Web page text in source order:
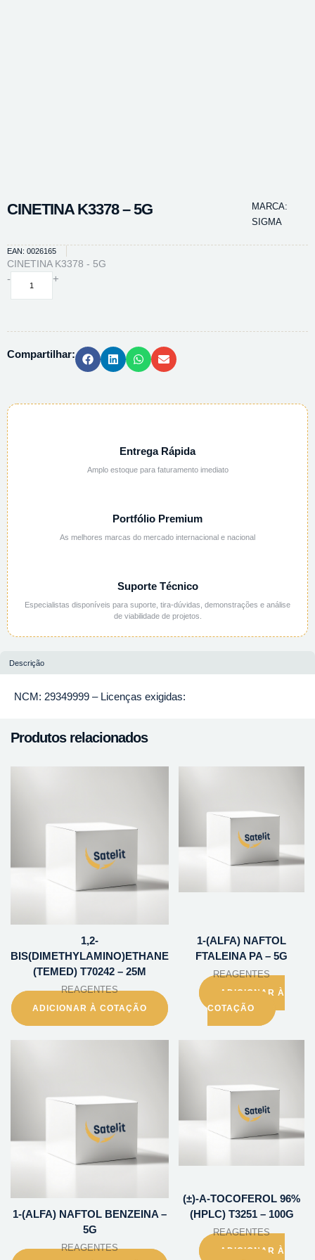
CINETINA K3378 – 5G
MARCA:
SIGMA
EAN: 0026165
CINETINA K3378 - 5G
-
CINETINA+
Compartilhar:
Entrega Rápida
Amplo estoque para faturamento imediato
Portfólio Premium
As melhores marcas do mercado internacional e nacional
Suporte Técnico
Especialistas disponíveis para suporte, tira-dúvidas, demonstrações e análise
de viabilidade de projetos.
Descrição
NCM: 29349999 – Licenças exigidas:
Produtos relacionados
1,2-
BIS(DIMETHYLAMINO)ETHANE
(TEMED) T70242 – 25M
REAGENTES
ADICIONAR À COTAÇÃO
1-(ALFA) NAFTOL
FTALEINA PA – 5G
REAGENTES
ADICIONAR À
COTAÇÃO
1-(ALFA) NAFTOL BENZEINA –
5G
REAGENTES
(±)-A-TOCOFEROL 96%
(HPLC) T3251 – 100G
REAGENTES
ADICIONAR À